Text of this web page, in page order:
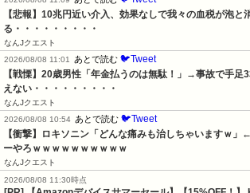
【悲報】10兆円近い介入、効果なしで我々の血税が泡と
る・・・・・・・・・
なんJクエスト
2026/08/08 11:01
あとで読む 🐦Tweet
【戦慄】20歳男性「年金払うのは無駄！」→事故で手足
えない・・・・・・・・・
なんJクエスト
2026/08/08 10:54 あとで読む 🐦Tweet
【衝撃】ロキソニン「どんな痛みも治しちゃいますｗ
ーやろｗｗｗｗｗｗｗｗｗｗ
なんJクエスト
2026/08/08 11:30時点